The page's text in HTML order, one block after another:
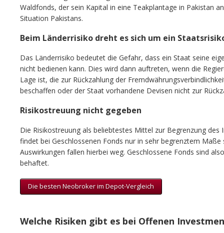
Waldfonds, der sein Kapital in eine Teakplantage in Pakistan
Situation Pakistans.
Beim Länderrisiko dreht es sich um ein
Das Länderrisiko bedeutet die Gefahr, dass ein Staat seine
nicht bedienen kann. Dies wird dann auftreten, wenn die
Lage ist, die zur Rückzahlung der
beschaffen oder der Staat vorhandene Devisen nicht zur
Risikostreuung nicht gegeben
Die Risikostreuung als beliebtestes Mittel zur Begrenzung
findet bei Geschlossenen Fonds nur in sehr begrenztem
Auswirkungen fallen hierbei weg. Geschlossene Fonds sind
behaftet.
Die besten Neobroker im Depot-Vergleich
Welche Risiken gibt es bei Offenen